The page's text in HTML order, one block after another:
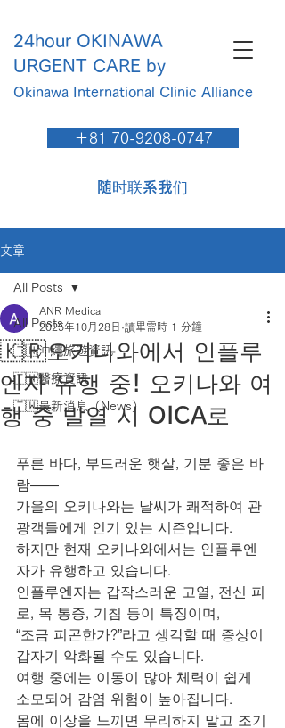
24hour OKINAWA
URGENT CARE by
Okinawa International Clinic​ Alliance
＋81 70-9208-0747
随时联系我们
文章
All Posts
🇹🇼沖繩旅遊資訊
🇹🇼醫療資訊
🇹🇼最新消息（News）
All Posts
🇰🇷오키나와에서 인플루
엔자 유행 중! 오키나와 여
행 중 발열 시 OICA로
ANR Medical
2025年10月28日 讀畢需時 1 分鐘
푸른 바다, 부드러운 햇살, 기분 좋은 바
람——
가을의 오키나와는 날씨가 쾌적하여 관
광객들에게 인기 있는 시즌입니다.
하지만 현재 오키나와에서는 인플루엔
자가 유행하고 있습니다.
인플루엔자는 갑작스러운 고열, 전신 피
로, 목 통증, 기침 등이 특징이며,
“조금 피곤한가?”라고 생각할 때 증상이
갑자기 악화될 수도 있습니다.
여행 중에는 이동이 많아 체력이 쉽게
소모되어 감염 위험이 높아집니다.
몸에 이상을 느끼면 무리하지 말고 조기